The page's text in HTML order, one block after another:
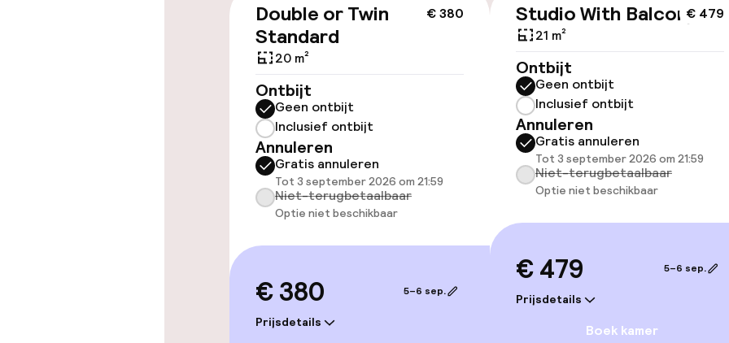
Lift
Voor toegankelijkheid
beschikbaar
Kamers
Voor toegankelijkheid
geoptimaliseerde kamers
Zwemmen & wellness
€ 380
Double or Twin
Standard
20 m²
Ontbijt
Geen ontbijt
Inclusief ontbijt
Annuleren
Gratis annuleren
Tot 3 september 2026 om 21:59
Niet-terugbetaalbaar
Optie niet beschikbaar
€ 380
Prijsdetails
5–6 sep.
€ 479
Studio With Balcony
21 m²
Ontbijt
Geen ontbijt
Inclusief ontbijt
Annuleren
Gratis annuleren
Tot 3 september 2026 om 21:59
Niet-terugbetaalbaar
Optie niet beschikbaar
€ 479
Prijsdetails
5–6 sep.
Boek kamer